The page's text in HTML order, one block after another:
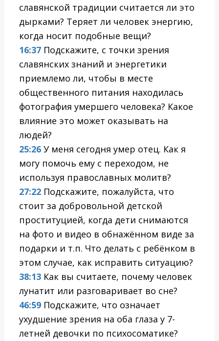
славянской традиции считается ли это
дырками? Теряет ли человек энергию,
когда носит подобные вещи?
16:37Подскажите, с точки зрения
славянских знаний и энергетики
приемлемо ли, чтобы в месте
общественного питания находилась
фотография умершего человека? Какое
влияние это может оказывать на
людей?
25:26У меня сегодня умер отец. Как я
могу помочь ему с переходом, не
используя православных молитв?
27:22Подскажите, пожалуйста, что
стоит за добровольной детской
проституцией, когда дети снимаются
на фото и видео в обнажённом виде за
подарки и т.п. Что делать с ребёнком в
этом случае, как исправить ситуацию?
38:13Как вы считаете, почему человек
лунатит или разговаривает во сне?
46:59Подскажите, что означает
ухудшение зрения на оба глаза у 7-
летней девочки по психосоматике?